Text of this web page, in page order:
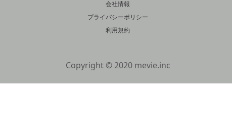
会社情報
プライバシーポリシー
利用規約
Copyright © 2020 mevie.inc